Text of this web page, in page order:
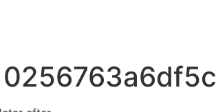
0256763a6df5c